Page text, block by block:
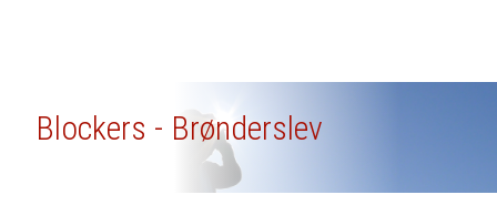
Blockers - Brønderslev